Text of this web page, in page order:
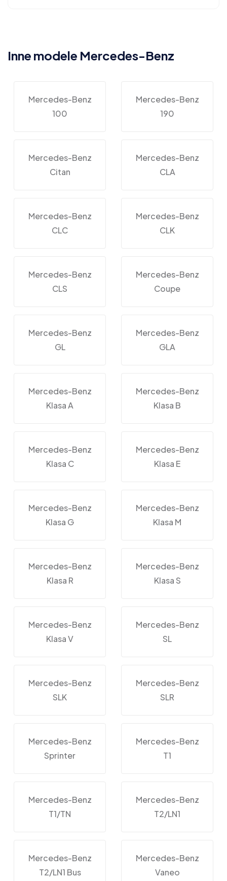
Inne modele Mercedes-Benz
Mercedes-Benz
100
Mercedes-Benz
190
Mercedes-Benz
Citan
Mercedes-Benz
CLA
Mercedes-Benz
CLC
Mercedes-Benz
CLK
Mercedes-Benz
CLS
Mercedes-Benz
Coupe
Mercedes-Benz
GL
Mercedes-Benz
GLA
Mercedes-Benz
Klasa A
Mercedes-Benz
Klasa B
Mercedes-Benz
Klasa C
Mercedes-Benz
Klasa E
Mercedes-Benz
Klasa G
Mercedes-Benz
Klasa M
Mercedes-Benz
Klasa R
Mercedes-Benz
Klasa S
Mercedes-Benz
Klasa V
Mercedes-Benz
SL
Mercedes-Benz
SLK
Mercedes-Benz
SLR
Mercedes-Benz
Sprinter
Mercedes-Benz
T1
Mercedes-Benz
T1/TN
Mercedes-Benz
T2/LN1
Mercedes-Benz
T2/LN1 Bus
Mercedes-Benz
Vaneo